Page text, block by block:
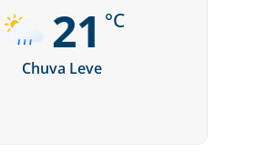
21 °C
Chuva Leve